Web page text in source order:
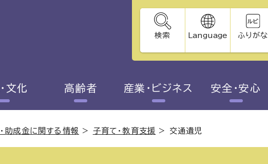
検索 Language ふりがな
文化 高齢者 産業・ビジネス 安全・安心
助成金に関する情報 > 子育て・教育支援 > 交通遺児